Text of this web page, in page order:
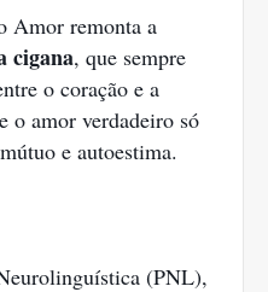
Amor remonta a
cigana, que sempre
o coração e a
o amor verdadeiro só
e autoestima.
(PNL),